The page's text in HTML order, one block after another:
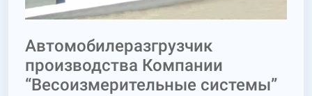
Автомобилеразгрузчик
производства Компании
“Весоизмерительные системы”